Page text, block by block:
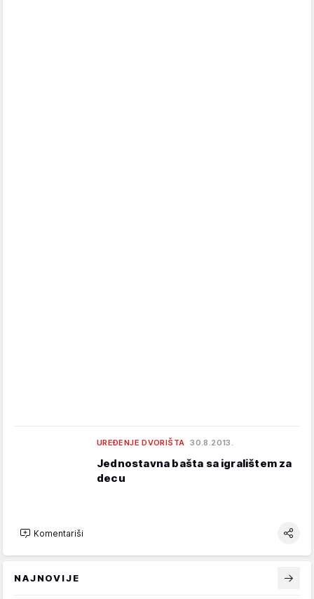
UREĐENJE DVORIŠTA 30.8.2013.
Jednostavna bašta sa igralištem za
decu
Komentariši
NAJNOVIJE